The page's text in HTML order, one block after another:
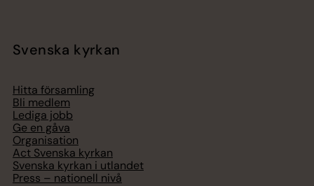
Svenska kyrkan
Hitta församling
Bli medlem
Lediga jobb
Ge en gåva
Organisation
Act Svenska kyrkan
Svenska kyrkan i utlandet
Press – nationell nivå